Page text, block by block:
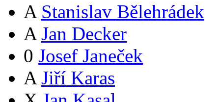
A Stanislav Bělehrádek
A Jan Decker
0 Josef Janeček
A Jiří Karas